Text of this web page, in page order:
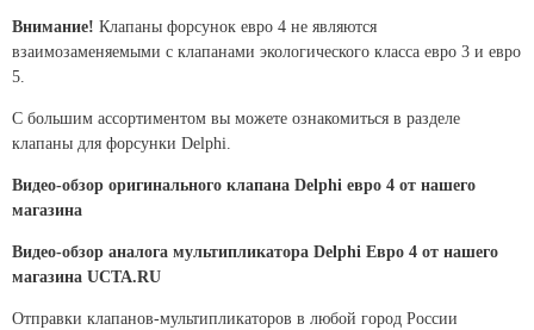
Внимание! Клапаны форсунок евро 4 не являются
взаимозаменяемыми с клапанами экологического класса евро 3 и евро
5.
С большим ассортиментом вы можете ознакомиться в разделе
клапаны для форсунки Delphi
Видео-обзор оригинального клапана Delphi евро 4 от нашего
магазина
Видео-обзор аналога мультипликатора Delphi Евро 4 от нашего
магазина UCTA.RU
Отправки клапанов-мультипликаторов в любой город России